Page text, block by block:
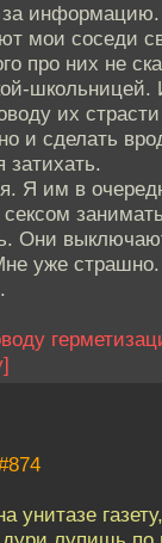
информацию.
мои соседи
про них не
школьницей.
их
и сделать
затихать.
Я им в
Они
уже
унитазе